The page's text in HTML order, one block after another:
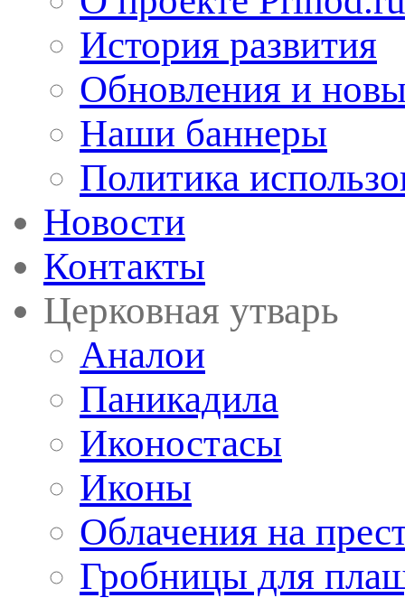
История развития
Обновления и
Наши баннеры
Политика
Новости
Контакты
Церковная утварь
Аналои
Паникадила
Иконостасы
Иконы
Облачения на
Гробницы для